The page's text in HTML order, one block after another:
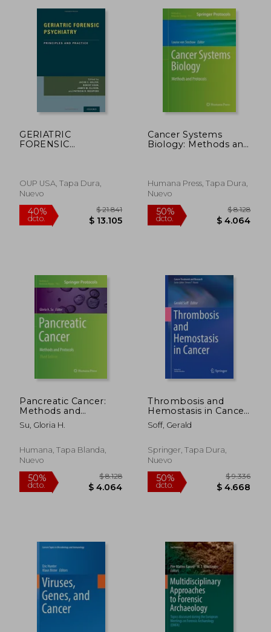
50% 50%
GERIATRIC
FORENSIC
OUP USA, Tapa Dura,
Nuevo
40%
dcto.
Cancer Systems
Biology: Methods and
Humana Press, Tapa Dura,
Nuevo
50%
dcto. $
Pancreatic Cancer:
Methods and
Protocols (en Inglés)
Su, Gloria H.
Humana, Tapa Blanda,
Nuevo
Thrombosis and
Hemostasis in Cancer
(en Inglés)
Soff, Gerald
Springer, Tapa Dura,
Nuevo